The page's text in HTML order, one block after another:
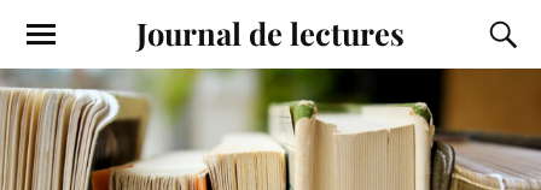
Journal de lectures